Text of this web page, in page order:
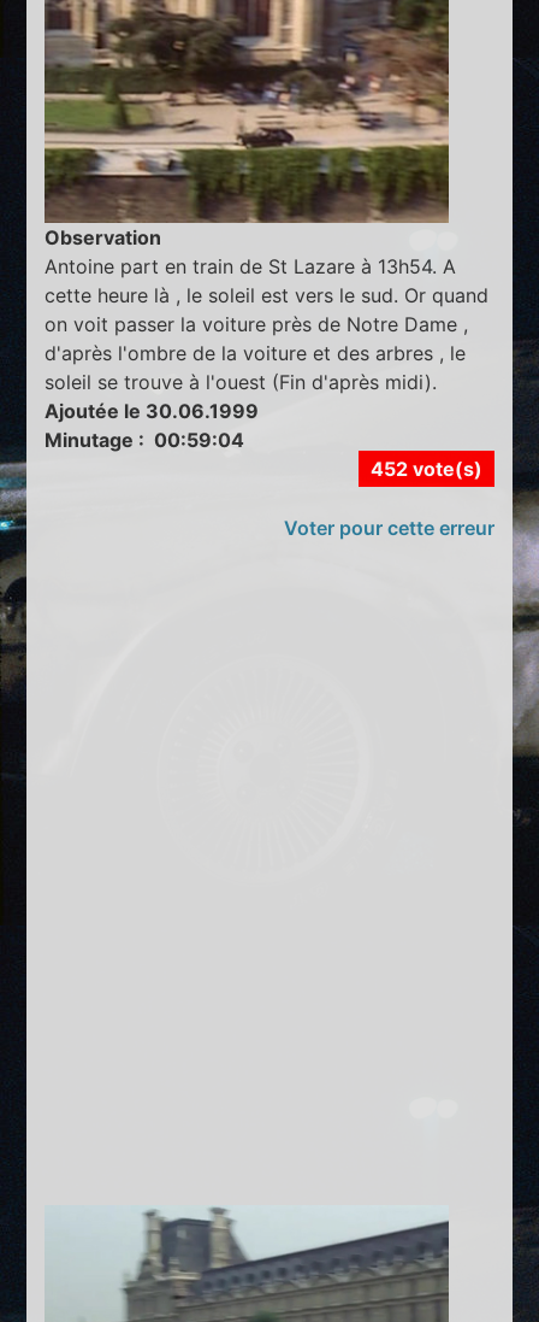
Observation
Antoine part en train de St Lazare à 13h54. A
cette heure là , le soleil est vers le sud. Or quand
on voit passer la voiture près de Notre Dame ,
d'après l'ombre de la voiture et des arbres , le
soleil se trouve à l'ouest (Fin d'après midi).
Ajoutée le 30.06.1999
Minutage : 00:59:04
452 vote(s)
Voter pour cette erreur